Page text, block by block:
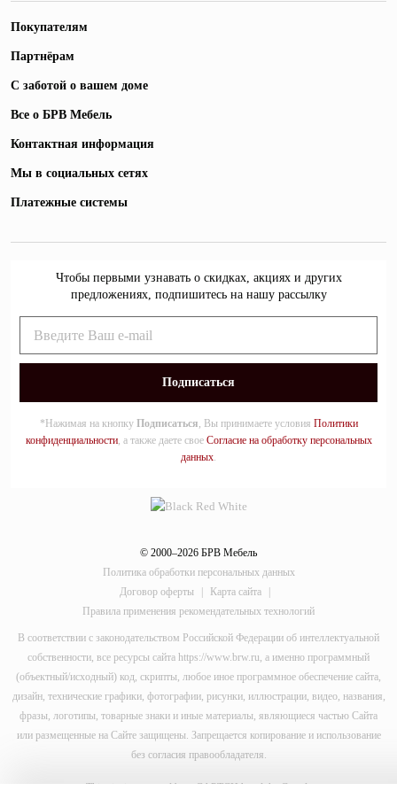
Покупателям
Партнёрам
С заботой о вашем доме
Все о БРВ Мебель
Контактная информация
Мы в социальных сетях
Платежные системы
Чтобы первыми узнавать о скидках, акциях и других
предложениях, подпишитесь на нашу рассылку
*Нажимая на кнопку Подписаться, Вы принимаете условия Политики
конфиденциальности, а также даете свое Согласие на обработку персональных
данных.
© 2000–2026 БРВ Мебель
Политика обработки персональных данных
Договор оферты
Карта сайта
Правила применения рекомендательных технологий
В соответствии с законодательством Российской Федерации об интеллектуальной
собственности, все ресурсы сайта https://www.brw.ru, а именно программный
(объектный/исходный) код, скрипты, любое иное программное обеспечение сайта,
дизайн, технические графики, фотографии, рисунки, иллюстрации, видео, названия,
фразы, логотипы, товарные знаки и иные материалы, являющиеся частью Сайта
или размещенные на Сайте защищены. Запрещается копирование и использование
без согласия правообладателя.
This site is protected by reCAPTCHA and the Google